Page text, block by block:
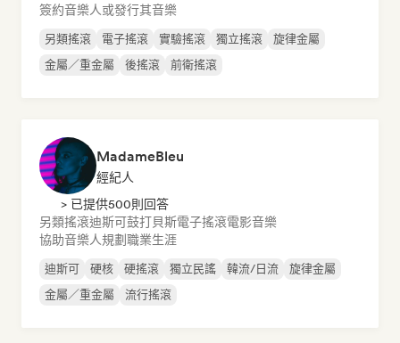
簽約音樂人或發行其音樂
另類搖滾 電子搖滾 實驗搖滾 獨立搖滾
旋律金屬
金屬／重金屬
後搖滾 前衛搖滾
MadameBleu
經紀人
> 已提供500則回答
另類搖滾迪斯可鼓打貝斯電子搖滾電影音樂
協助音樂人規劃職業生涯
迪斯可 硬核 硬搖滾 獨立民謠 韓流/日流
旋律金屬
金屬／重金屬
流行搖滾